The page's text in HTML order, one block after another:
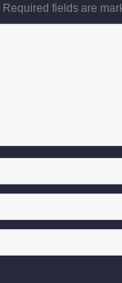
Required fields are